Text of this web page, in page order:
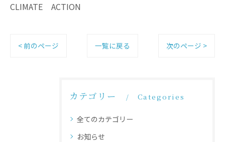
CLIMATE ACTION
< 前のページ 一覧に戻る 次のページ >
カテゴリー Categories
全てのカテゴリー
お知らせ